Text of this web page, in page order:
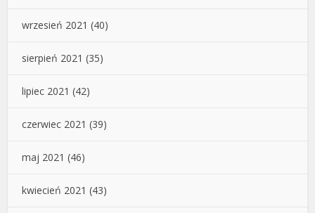
wrzesień 2021 (40)
sierpień 2021 (35)
lipiec 2021 (42)
czerwiec 2021 (39)
maj 2021 (46)
kwiecień 2021 (43)